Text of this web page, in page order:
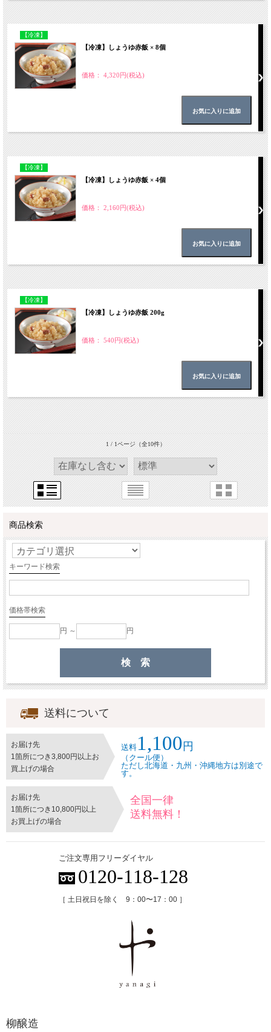
【冷凍】
【冷凍】しょうゆ赤飯 × 8個
価格： 4,320円(税込)
【冷凍】
【冷凍】しょうゆ赤飯 × 4個
価格： 2,160円(税込)
【冷凍】
【冷凍】しょうゆ赤飯 200g
価格： 540円(税込)
1 / 1ページ（全10件）
商品検索
キーワード検索
価格帯検索
円 ～ 円
送料について
お届け先
1箇所につき3,800円以上お
買上げの場合
送料 1,100円
（クール便）
ただし北海道・九州・沖縄地方は別途で
す。
お届け先
1箇所につき10,800円以上
お買上げの場合
全国一律
送料無料！
ご注文専用フリーダイヤル
0120-118-128
［ 土日祝日を除く 9：00〜17：00 ］
柳醸造